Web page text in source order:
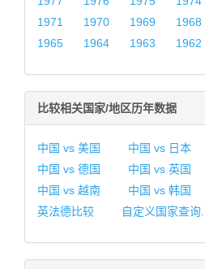
1971
1970 1969 1968
1965
1964 1963 1962
比较相关国家/地区历年数据
中国 vs 美国 中国 vs 日本
中国 vs 德国
中国 vs 英国
中国 vs 越南
中国 vs 韩国
英法德比较
自定义国家查询...